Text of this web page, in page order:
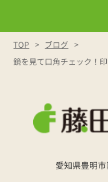
TOP
ブログ
鏡を見て口角チェック！
愛知県豊明